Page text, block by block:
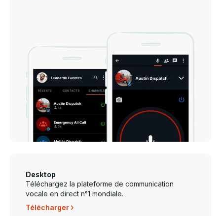
Desktop
Téléchargez la plateforme de communication
vocale en direct n°1 mondiale.
Télécharger